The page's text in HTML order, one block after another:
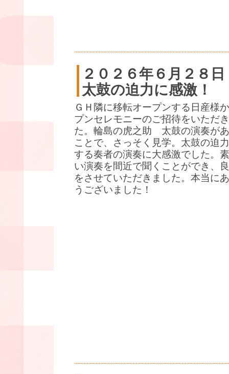
２０２６年６月２８日
太鼓の迫力に感激！
ＧＨ隣に移転オープンする日産様
プンセレモニーのご招待をいただ
た。輪島の虎之助 太鼓の演奏が
ことで、さっそく見学。太鼓の迫
する奏者の演奏に大感激でした。
い演奏を間近で聞くことができ、
をさせていただきました。本当に
うございました！